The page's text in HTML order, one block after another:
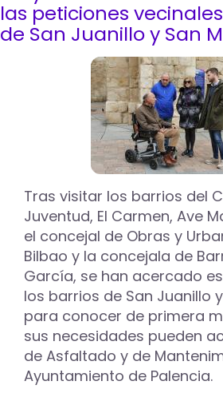
arreglo
de
la
Conquistadores
algunas
baldosas
centran
las
peticiones
de
los
barrios
de
la
Avenida
de
las peticiones
de San Juanillo y San
Tras visitar los barrios del
Juventud, El Carmen, Ave
el concejal de Obras y
Bilbao y la concejala de
García, se han acercado
los barrios de San Juanillo
para conocer de primera
sus necesidades pueden
de Asfaltado y de
Ayuntamiento de Palencia.